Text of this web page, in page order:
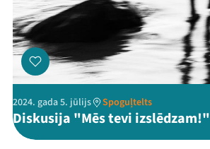
2024. gada 5. jūlijs Spoguļtelts
Diskusija "Mēs tevi izslēdzam!"